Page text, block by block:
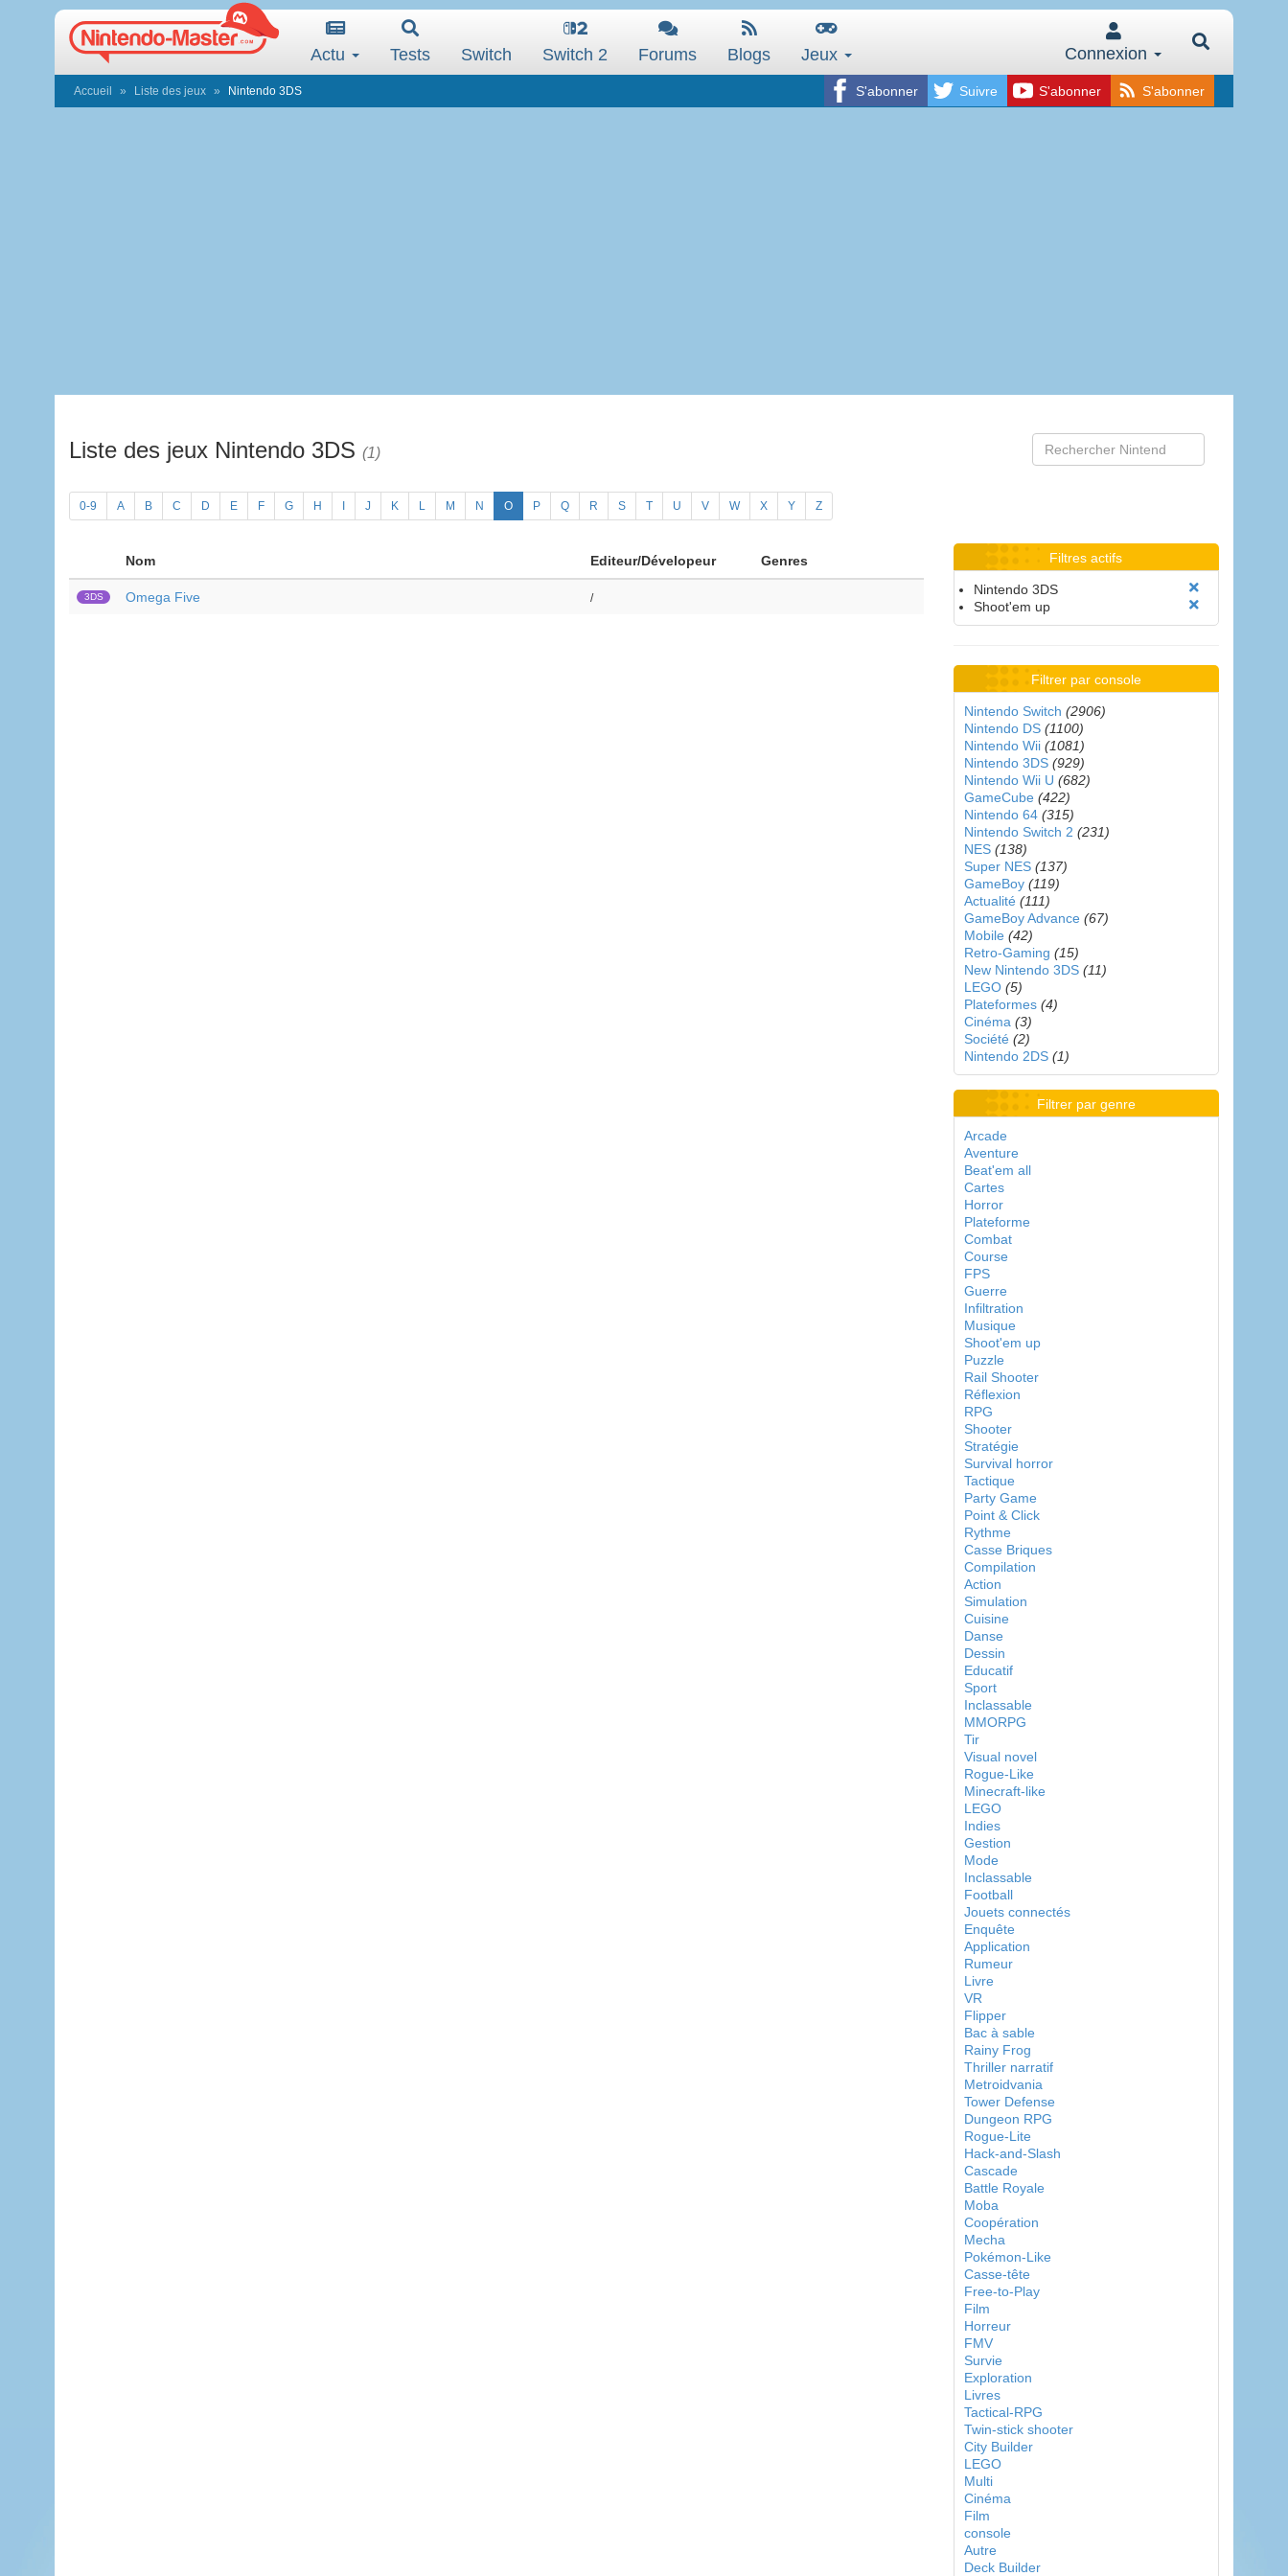
Actu Tests Switch Switch 2 Forums Blogs Jeux Connexion
S'abonner Suivre S'abonner S'abonner
Accueil Liste des jeux Nintendo 3DS
Liste des jeux Nintendo 3DS (1)
0-9 A B C D E F G H J K L M N O P Q R S T U V W X Y Z
Nom Editeur/Dévelopeur Genres
3DS Omega Five /
Filtres actifs
Nintendo 3DS
Shoot'em up
Filtrer par console
Nintendo Switch (2906)
Nintendo DS (1100)
Nintendo Wii (1081)
Nintendo 3DS (929)
Nintendo Wii U (682)
GameCube (422)
Nintendo 64 (315)
Nintendo Switch 2 (231)
NES (138)
Super NES (137)
GameBoy (119)
Actualité (111)
GameBoy Advance (67)
Mobile (42)
Retro-Gaming (15)
New Nintendo 3DS (11)
LEGO (5)
Plateformes (4)
Cinéma (3)
Société (2)
Nintendo 2DS (1)
Filtrer par genre
Arcade
Aventure
Beat'em all
Cartes
Horror
Plateforme
Combat
Course
FPS
Guerre
Infiltration
Musique
Shoot'em up
Puzzle
Rail Shooter
Réflexion
RPG
Shooter
Stratégie
Survival horror
Tactique
Party Game
Point & Click
Rythme
Casse Briques
Compilation
Action
Simulation
Cuisine
Danse
Dessin
Educatif
Sport
Inclassable
MMORPG
Tir
Visual novel
Rogue-Like
Minecraft-like
LEGO
Indies
Gestion
Mode
Inclassable
Football
Jouets connectés
Enquête
Application
Rumeur
Livre
VR
Flipper
Bac à sable
Rainy Frog
Thriller narratif
Metroidvania
Tower Defense
Dungeon RPG
Rogue-Lite
Hack-and-Slash
Cascade
Battle Royale
Moba
Coopération
Mecha
Pokémon-Like
Casse-tête
Free-to-Play
Film
Horreur
FMV
Survie
Exploration
Livres
Tactical-RPG
Twin-stick shooter
City Builder
LEGO
Multi
Cinéma
Film
console
Autre
Deck Builder